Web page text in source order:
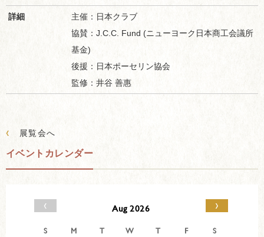
詳細
主催：日本クラブ
協賛：J.C.C. Fund (ニューヨーク日本商工会議所
基金)
後援：日本ポーセリン協会
監修：井谷 善惠
‹ 展覧会へ
イベントカレンダー
‹ Aug 2026 ›
S M T W T F
S